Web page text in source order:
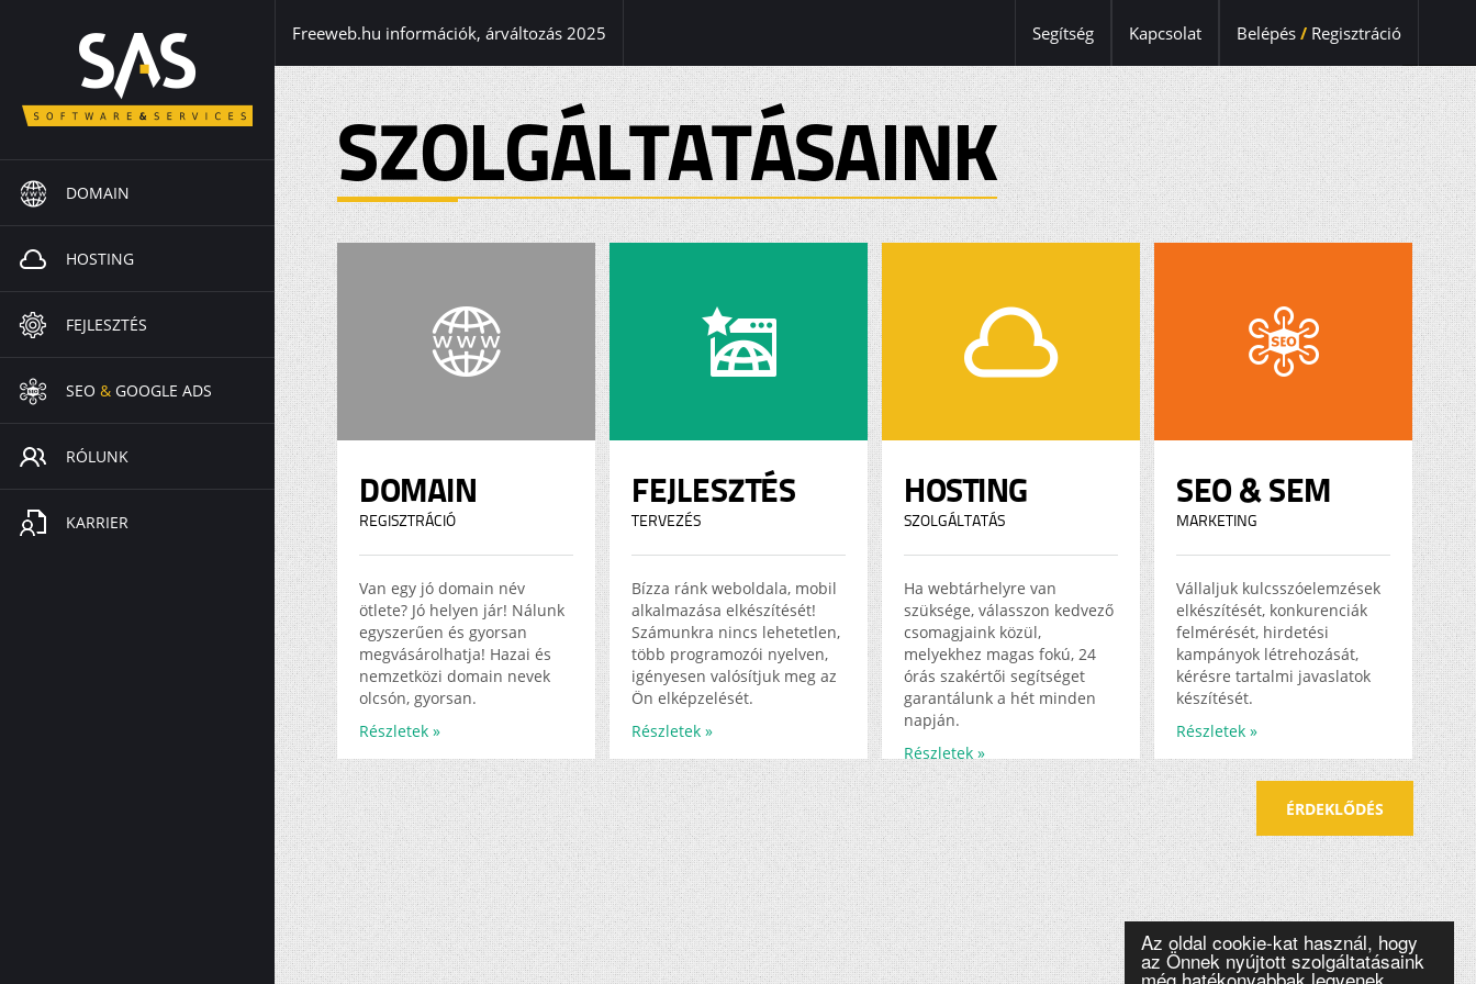
Az oldal cookie-kat használ, hogy
az Önnek nyújtott szolgáltatásaink
DOMAIN
HOSTING
FEJLESZTÉS
SEO & GOOGLE ADS
RÓLUNK
KARRIER
Freeweb.hu információk, árváltozás 2025 Segítség Kapcsolat Belépés /Regisztráció
SZOLGÁLTATÁSAINK
DOMAIN
REGISZTRÁCIÓ
Van egy jó domain név
ötlete? Jó helyen jár! Nálunk
egyszerűen és gyorsan
megvásárolhatja! Hazai és
nemzetközi domain nevek
olcsón, gyorsan.
Részletek »
FEJLESZTÉS
TERVEZÉS
Bízza ránk weboldala, mobil
alkalmazása elkészítését!
Számunkra nincs lehetetlen,
több programozói nyelven,
igényesen valósítjuk meg az
Ön elképzelését.
Részletek »
HOSTING
SZOLGÁLTATÁS
Ha webtárhelyre van
szüksége, válasszon kedvező
csomagjaink közül,
melyekhez magas fokú, 24
órás szakértői segítséget
garantálunk a hét minden
napján.
Részletek »
SEO & SEM
MARKETING
Vállaljuk kulcsszóelemzések
elkészítését, konkurenciák
felmérését, hirdetési
kampányok létrehozását,
kérésre tartalmi javaslatok
készítését.
Részletek »
ÉRDEKLŐDÉS